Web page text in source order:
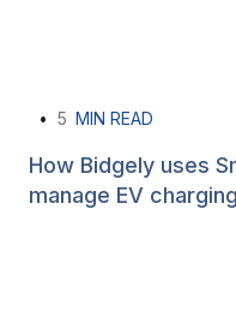
• 5 MIN READ
How Bidgely uses
manage EV charging